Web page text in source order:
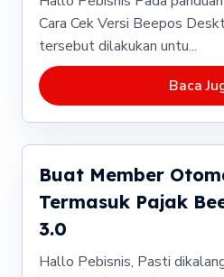
Cara Cek Versi Beepos
tersebut dilakukan untu...
Baca
Buat Member
Termasuk Pajak
3.0
Hallo Pebisnis, Pasti